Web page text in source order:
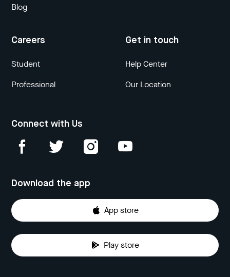
Blog
Careers
Student
Professional
Get in touch
Help Center
Our Location
Connect with Us
Download the app
App store
Play store